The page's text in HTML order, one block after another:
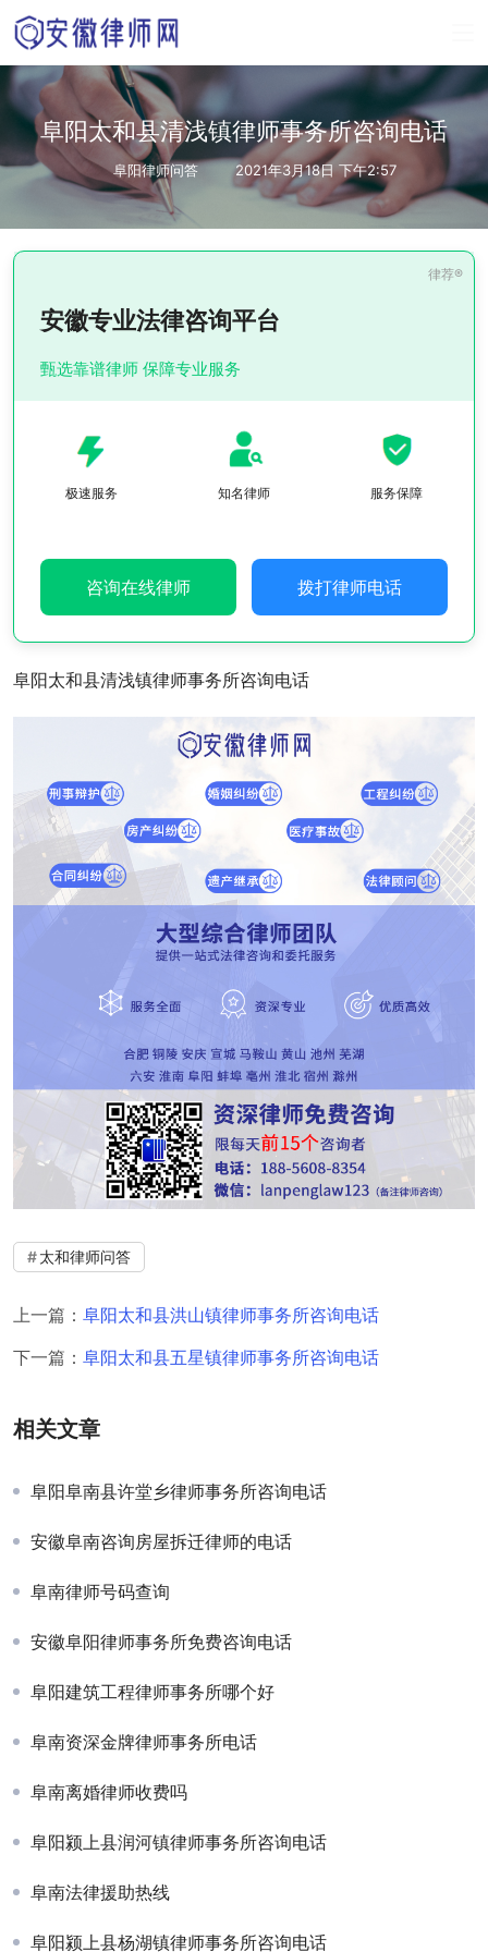
阜阳太和县清浅镇律师事务所咨询电话
阜阳律师问答 2021年3月18日 下午2:57
安徽专业法律咨询平台
甄选靠谱律师 保障专业服务
极速服务 知名律师 服务保障
咨询在线律师 拨打律师电话
阜阳太和县清浅镇律师事务所咨询电话
太和律师问答
上一篇： 阜阳太和县洪山镇律师事务所咨询电话
下一篇： 阜阳太和县五星镇律师事务所咨询电话
相关文章
阜阳阜南县许堂乡律师事务所咨询电话
安徽阜南咨询房屋拆迁律师的电话
阜南律师号码查询
安徽阜阳律师事务所免费咨询电话
阜阳建筑工程律师事务所哪个好
阜南资深金牌律师事务所电话
阜南离婚律师收费吗
阜阳颍上县润河镇律师事务所咨询电话
阜南法律援助热线
阜阳颍上县杨湖镇律师事务所咨询电话